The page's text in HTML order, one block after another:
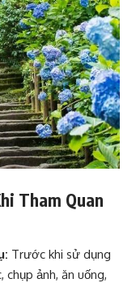
Tham Quan
Trước khi sử dụng
ảnh, ăn uống,